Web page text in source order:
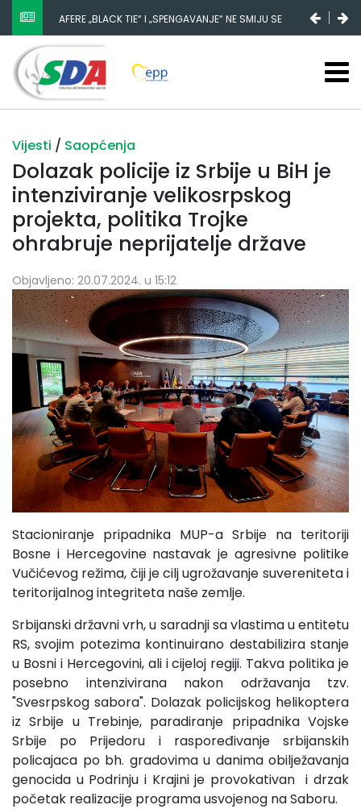
AFERE „BLACK TIE“ I „SPENGAVANJE“ NE SMIJU SE
ZATAŠKATI
Vijesti / Saopćenja
Dolazak policije iz Srbije u BiH je
intenziviranje velikosrpskog
projekta, politika Trojke
ohrabruje neprijatelje države
Objavljeno: 20.07.2024. u 15:12
Stacioniranje pripadnika MUP-a Srbije na teritoriji
Bosne i Hercegovine nastavak je agresivne politike
Vučićevog režima, čiji je cilj ugrožavanje suvereniteta i
teritorijalnog integriteta naše zemlje.
Srbijanski državni vrh, u saradnji sa vlastima u entitetu
RS, svojim potezima kontinuirano destabilizira stanje
u Bosni i Hercegovini, ali i cijeloj regiji. Takva politika je
posebno intenzivirana nakon održavanja tzv.
"Svesrpskog sabora". Dolazak policijskog helikoptera
iz Srbije u Trebinje, paradiranje pripadnika Vojske
Srbije po Prijedoru i raspoređivanje srbijanskih
policajaca po bh. gradovima u danima obilježavanja
genocida u Podrinju i Krajini je provokativan i drzak
početak realizacije programa usvojenog na Saboru.